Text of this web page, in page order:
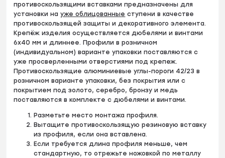
противоскользящими вставками предназначены для
установки науже облицованные ступени в качестве
противоскользящей защиты и декоративного элемента.
Крепёж изделия осуществляется дюбелями и винтами
6х40 мм и длиннее. Профили в розничном
(индивидуальном) варианте упаковки поставляются с
уже просверленными отверстиями под крепеж.
Противоскользящие алюминиевые углы-пороги 42/23 в
розничном варианте упаковки, без покрытия или с
покрытием под золото, серебро, бронзу и медь
поставляются в комплекте с дюбелями и винтами.
Разметьте место монтажа профиля.
Вытащите противоскользящую резиновую вставку
из профиля, если она вставлена.
Если требуется длина профиля меньше, чем
стандартную, то отрежьте ножовкой по металлу